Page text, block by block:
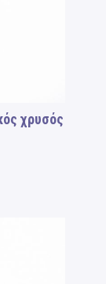
χρυσός